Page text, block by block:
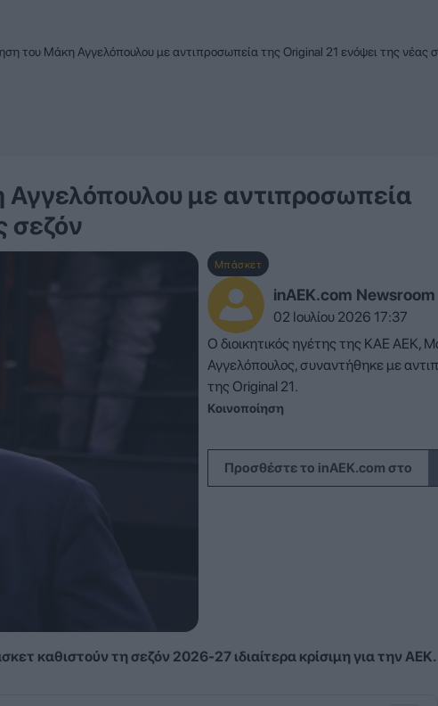
του Μάκη Αγγελόπουλου με αντιπροσωπεία της Original 21 ενόψει της νέας
με αντιπροσωπεία
σεζόν
Μπάσκετ
inAEK.com Newsroom
02 Ιουλίου 2026 17:37
Ο διοικητικός ηγέτης της ΚΑΕ ΑΕΚ,
Αγγελόπουλος, συναντήθηκε με
της Original 21.
Κοινοποίηση
Προσθέστε το inAEK.com στο
καθιστούν τη σεζόν 2026-27 ιδιαίτερα κρίσιμη για την ΑΕΚ.